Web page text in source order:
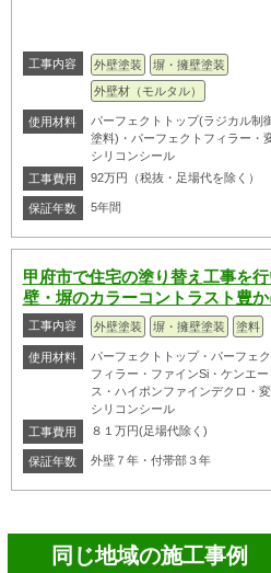
工事内容 外壁塗装
塀・擁壁塗装
外壁材（モルタル）
使用材料
パーフェクトトップ(ラジカル制
塗料)・パーフェクトフィラー・
シリコンシール
工事費用
92万円（税抜・足場代を除く）
保証年数 5年間
甲府市で住宅の塗り替え工事を
壁・塀のカラーコントラスト豊か
工事内容 外壁塗装 塀・擁壁塗装 塗料
使用材料
パーフェクトトップ・パーフェク
フィラー・ファインSi・ケンエー
ス・ハイポンファインデクロ・
シリコンシール
工事費用
８１万円(足場代除く)
保証年数 外壁７年・付帯部３年
同じ地域の施工事例